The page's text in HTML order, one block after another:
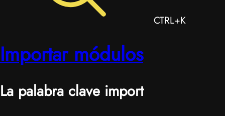
CTRL+K
Importar módulos
La palabra clave import|